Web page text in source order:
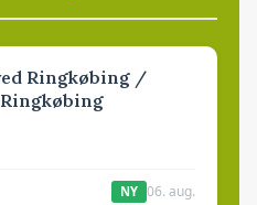
Ringkøbing /
NY 06. aug.